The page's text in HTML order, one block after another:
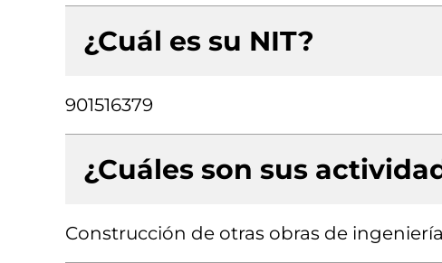
¿Cuál es su NIT?
901516379
¿Cuáles son sus
Construcción de otras obras de